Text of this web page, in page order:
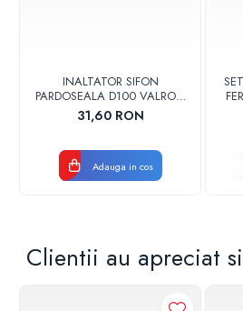
INALTATOR SIFON
PARDOSEALA D100 VALROM
17001900004
31,60 RON
Adauga in cos
Clientii au apreciat